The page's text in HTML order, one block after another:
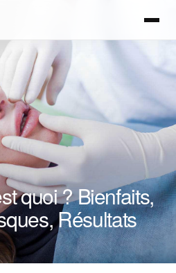
quoi ? Bienfaits,
Résultats